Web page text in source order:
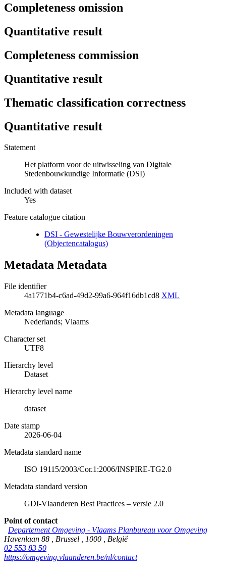
Completeness omission
Quantitative result
Completeness commission
Quantitative result
Thematic classification correctness
Quantitative result
Statement
Het platform voor de uitwisseling van Digitale
Stedenbouwkundige Informatie (DSI)
Included with dataset
Yes
Feature catalogue citation
DSI - Gewestelijke Bouwverordeningen
(Objectencatalogus)
Metadata Metadata
File identifier
4a1771b4-c6ad-49d2-99a6-964f16db1cd8 XML
Metadata language
Nederlands; Vlaams
Character set
UTF8
Hierarchy level
Dataset
Hierarchy level name
dataset
Date stamp
2026-06-04
Metadata standard name
ISO 19115/2003/Cor.1:2006/INSPIRE-TG2.0
Metadata standard version
GDI-Vlaanderen Best Practices – versie 2.0
Point of contact
Departement Omgeving - Vlaams Planbureau voor Omgeving
Havenlaan 88
Brussel 1000
België
02 553 83 50
https://omgeving.vlaanderen.be/nl/contact